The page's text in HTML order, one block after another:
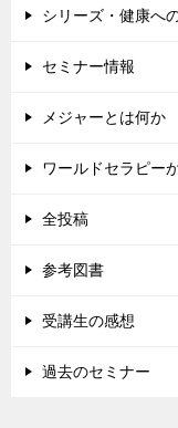
シリーズ・健康へ
セミナー情報
メジャーとは何か
ワールドセラピー
全投稿
参考図書
受講生の感想
過去のセミナー